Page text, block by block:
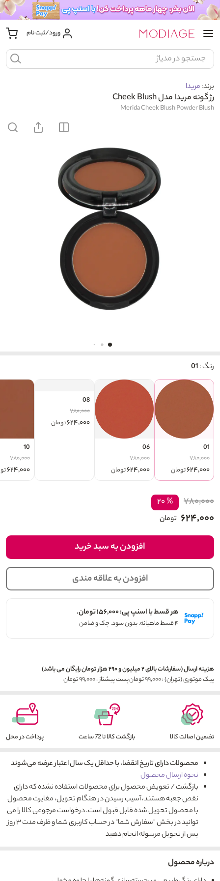
ورود/ثبت نام
برند:مریدا
رژ گونه مریدا مدل Cheek Blush
Merida Cheek Blush Powder Blush
رنگ :01
01
۷۸۰,۰۰۰
۶۲۴,۰۰۰تومان
06
۷۸۰,۰۰۰
۶۲۴,۰۰۰تومان
08
۷۸۰,۰۰۰
۶۲۴,۰۰۰تومان
10
۷۸۰,۰۰۰
۶۲۴,۰۰۰
۷۸۰,۰۰۰ % ۲۰
۶۲۴,۰۰۰ تومان
افزودن به سبد خرید
افزودن به علاقه مندی
هر قسط با اسنپ پی: ۱۵۶,۰۰۰ تومان.
۴ قسط ماهیانه. بدون سود. چک و ضامن
هزینه ارسال (سفارشات بالای ۲ میلیون و ۲۹۰ هزار تومان رایگان می باشد)
پیک موتوری (تهران) : ۹۹,۰۰۰ تومان
پست پیشتاز : ۹۹,۰۰۰ تومان
تضمین اصالت کالا بازگشت کالا تا 72 ساعت پرداخت در محل
محصولات دارای تاریخ انقضا، با حداقل یک سال اعتبار عرضه می‌شوند
نحوه ارسال محصول
بازگشت / تعویض محصول برای محصولات استفاده نشده که دارای
نقص جعبه هستند، آسیب رسیدن در هنگام تحویل، مغایرت محصول
با محصول تحویل شده قابل قبول است. درخواست مرجوعی کالا را می
توانید در بخش "سفارش شما" در حساب کاربری شما و ظرف مدت ۳ روز
پس از تحویل مرسوله انجام دهید
درباره محصول